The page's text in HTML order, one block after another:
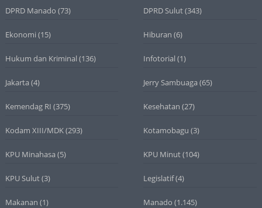
DPRD Manado (73) DPRD Sulut(343)
Ekonomi (15) Hiburan (6)
Hukum dan Kriminal (136) Infotorial (1)
Jakarta (4) Jerry Sambuaga (65)
Kemendag RI (375) Kesehatan (27)
Kodam XIII/MDK(293) Kotamobagu (3)
KPU Minahasa (5) KPU Minut(104)
KPU Sulut(3) Legislatif(4)
Makanan (1) Manado (1.145)